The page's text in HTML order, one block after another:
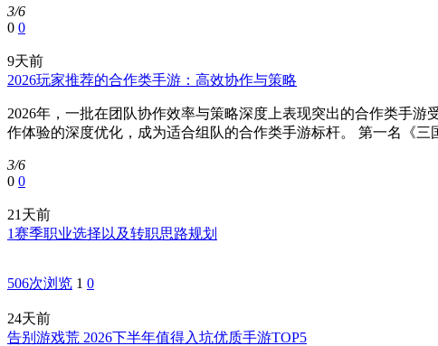
3/6
0 0
9天前
2026玩家推荐的合作类手游：高效协作与策略
2026年，一批在团队协作效率与策略深度上表现突出的合作类手
作体验的深度优化，成为适合组队的合作类手游标杆。 第一名《
3/6
0 0
21天前
1赛季职业选择以及转职思路规划
506次浏览 1 0
24天前
告别游戏荒 2026下半年值得入坑优质手游TOP5